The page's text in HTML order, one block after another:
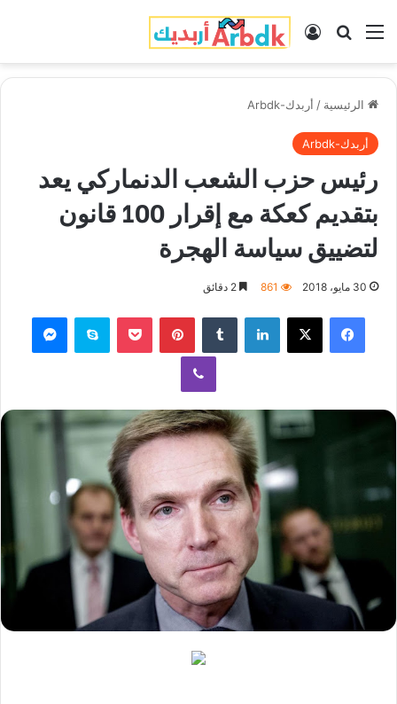
القائمة بحث عنتسجيل الدخول
الرئيسية / أربدك-Arbdk
أربدك-Arbdk
رئيس حزب الشعب الدنماركي يعد
بتقديم كعكة مع إقرار 100 قانون
لتضييق سياسة الهجرة
30 مايو، 2018 861
فيسبوك لينكدإن بينتيريست سكايب
ڤايبر